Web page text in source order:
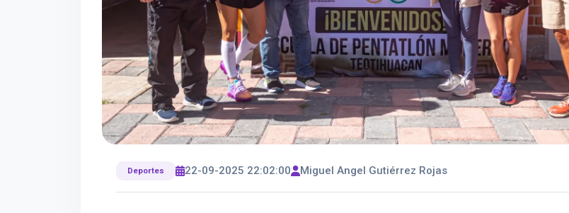
Deportes 22-09-2025 22:02:00 Miguel Angel Gutiérrez Rojas